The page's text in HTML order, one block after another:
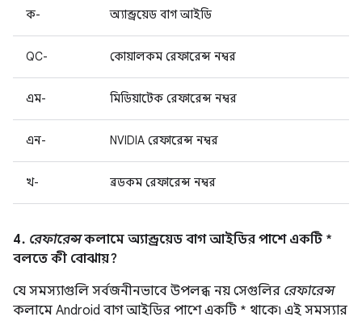
ক- অ্যান্ড্রয়েড বাগ আইডি
QC- কোয়ালকম রেফারেন্স নম্বর
এম- মিডিয়াটেক রেফারেন্স নম্বর
এন- NVIDIA রেফারেন্স নম্বর
খ- ব্রডকম রেফারেন্স নম্বর
4. রেফারেন্সকলামে অ্যান্ড্রয়েড বাগ আইডির পাশে একটি *
বলতে কী বোঝায়?
যে সমস্যাগুলি সর্বজনীনভাবে উপলব্ধ নয় সেগুলির রেফারেন্স
কলামে Android বাগ আইডির পাশে একটি * থাকে৷ এই সমস্যার